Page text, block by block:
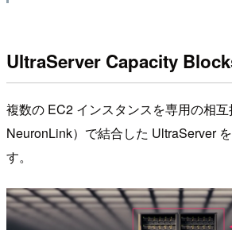
UltraServer Capacity
複数の EC2 インスタンスを専用の相
NeuronLink）で結合した UltraServer
す。